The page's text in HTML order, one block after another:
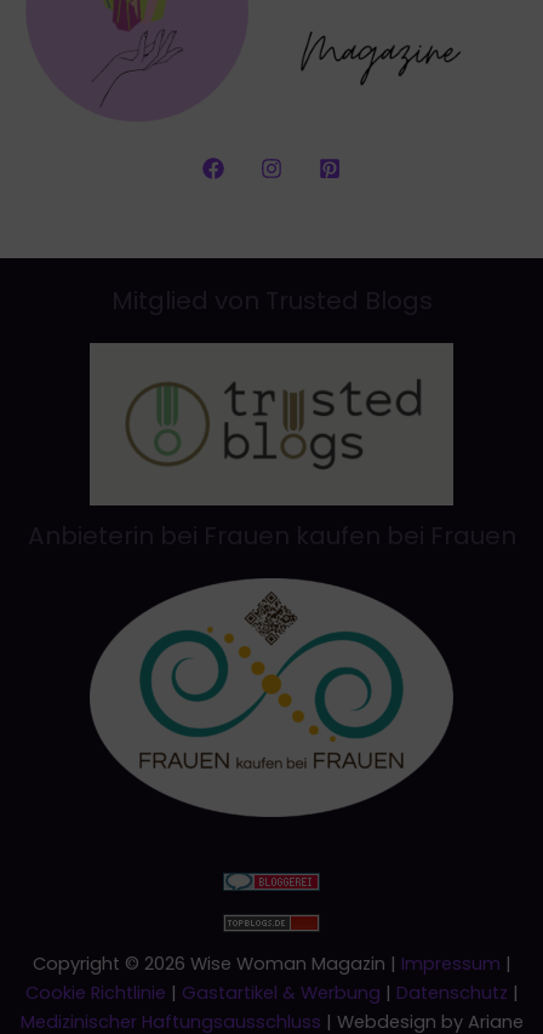
Copyright © 2026 Wise Woman Magazin | Impressum |
Cookie Richtlinie | Gastartikel & Werbung | Datenschutz |
Medizinischer Haftungsausschluss | Webdesign by Ariane